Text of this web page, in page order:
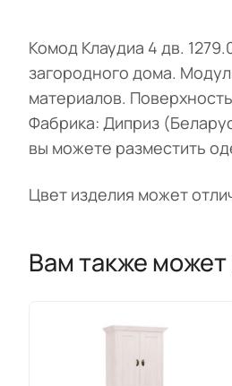
Комод Клаудиа 4 дв.
загородного дома.
материалов.
Фабрика: Диприз
вы можете разместить
Цвет изделия может
Вам также